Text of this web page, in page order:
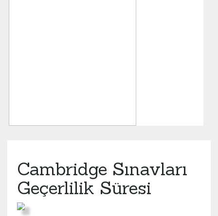
Cambridge Sınavları
Geçerlilik Süresi